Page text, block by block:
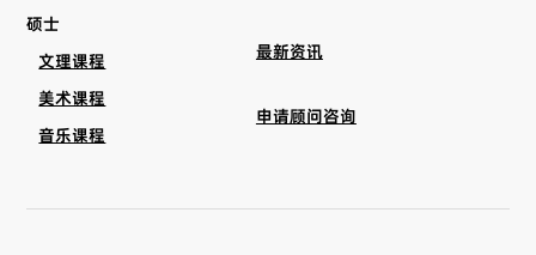
硕士
文理课程
美术课程
音乐课程
最新资讯
申请顾问咨询